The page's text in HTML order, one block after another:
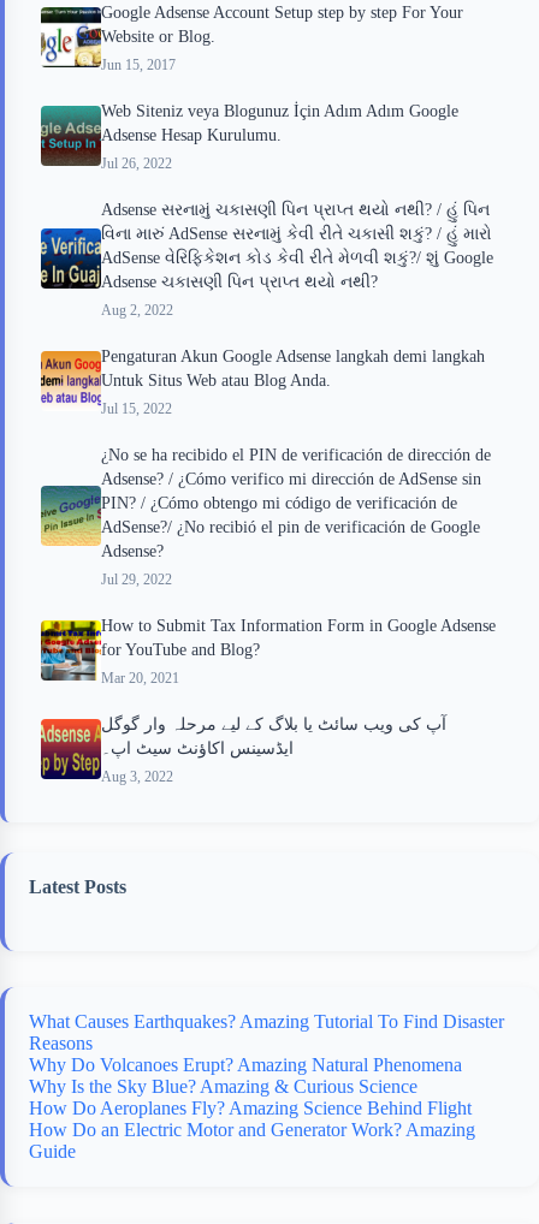
Google Adsense Account Setup step by step For Your
Website or Blog.
Jun 15, 2017
Web Siteniz veya Blogunuz İçin Adım Adım Google
Adsense Hesap Kurulumu.
Jul 26, 2022
Adsense સરનામું ચકાસણી પિન પ્રાપ્ત થયો નથી? / હું પિન
વિના મારું AdSense સરનામું કેવી રીતે ચકાસી શકું? / હું મારો
AdSense વેરિફિકેશન કોડ કેવી રીતે મેળવી શકું?/ શું Google
Adsense ચકાસણી પિન પ્રાપ્ત થયો નથી?
Aug 2, 2022
Pengaturan Akun Google Adsense langkah demi langkah
Untuk Situs Web atau Blog Anda.
Jul 15, 2022
¿No se ha recibido el PIN de verificación de dirección de
Adsense? / ¿Cómo verifico mi dirección de AdSense sin
PIN? / ¿Cómo obtengo mi código de verificación de
AdSense?/ ¿No recibió el pin de verificación de Google
Adsense?
Jul 29, 2022
How to Submit Tax Information Form in Google Adsense
for YouTube and Blog?
Mar 20, 2021
آپ کی ویب سائٹ یا بلاگ کے لیے مرحلہ وار گوگل
ایڈسینس اکاؤنٹ سیٹ اپ۔
Aug 3, 2022
Latest Posts
What Causes Earthquakes? Amazing Tutorial To Find Disaster
Reasons
Why Do Volcanoes Erupt? Amazing Natural Phenomena
Why Is the Sky Blue? Amazing & Curious Science
How Do Aeroplanes Fly? Amazing Science Behind Flight
How Do an Electric Motor and Generator Work? Amazing
Guide